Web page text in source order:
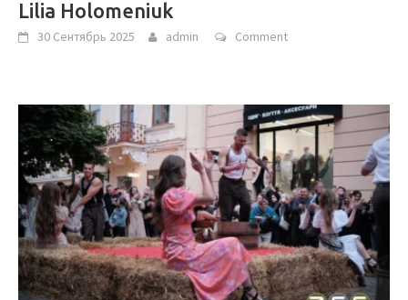
Lilia Holomeniuk
30 Сентябрь 2025 admin Comment